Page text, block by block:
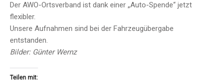
Der AWO-Ortsverband ist dank einer „Auto-Spende“ jetzt
flexibler.
Unsere Aufnahmen sind bei der Fahrzeugübergabe
entstanden.
Bilder: Günter Wernz
Teilen mit: